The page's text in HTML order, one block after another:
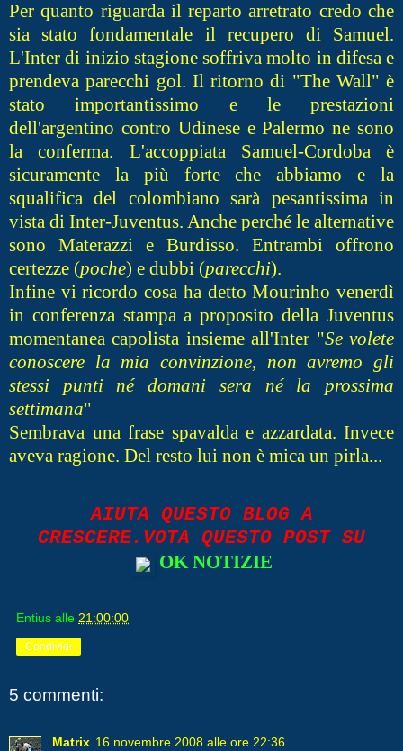
Per quanto riguarda il reparto arretrato credo che
sia stato fondamentale il recupero di Samuel.
L'Inter di inizio stagione soffriva molto in difesa e
prendeva parecchi gol. Il ritorno di "The Wall" è
stato importantissimo e le prestazioni
dell'argentino contro Udinese e Palermo ne sono
la conferma. L'accoppiata Samuel-Cordoba è
sicuramente la più forte che abbiamo e la
squalifica del colombiano sarà pesantissima in
vista di Inter-Juventus. Anche perché le alternative
sono Materazzi e Burdisso. Entrambi offrono
certezze (poche) e dubbi (parecchi).
Infine vi ricordo cosa ha detto Mourinho venerdì
in conferenza stampa a proposito della Juventus
momentanea capolista insieme all'Inter "Se volete
conoscere la mia convinzione, non avremo gli
stessi punti né domani sera né la prossima
settimana"
Sembrava una frase spavalda e azzardata. Invece
aveva ragione. Del resto lui non è mica un pirla...
AIUTA QUESTO BLOG A
CRESCERE.VOTA QUESTO POST SU
OK NOTIZIE
Entius alle 21:00:00
Condividi
5 commenti:
Matrix 16 novembre 2008 alle ore 22:36